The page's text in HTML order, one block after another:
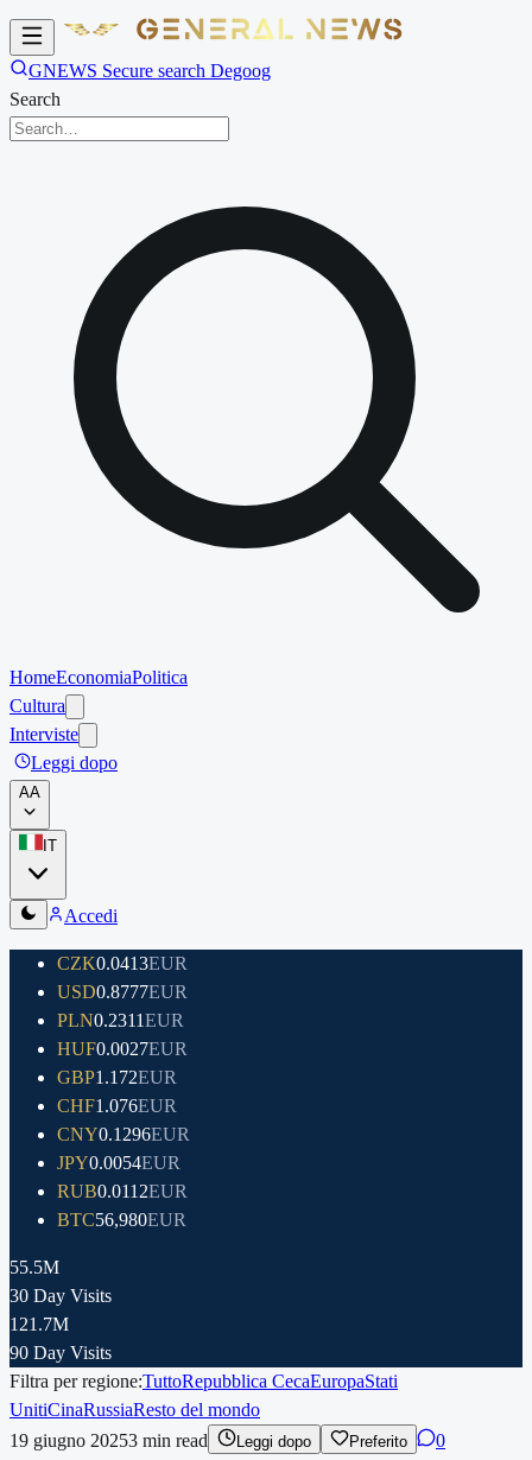
GNEWS Secure search Degoog
Search
HomeEconomiaPolitica
Cultura
Interviste
Leggi dopo
AA
IT
Accedi
CZK0.0413EUR
USD0.8777EUR
PLN0.2311EUR
HUF0.0027EUR
GBP1.172EUR
CHF1.076EUR
CNY0.1296EUR
JPY0.0054EUR
RUB0.0112EUR
BTC56,980EUR
55.5M
30 Day Visits
121.7M
90 Day Visits
Filtra per regione:TuttoRepubblica CecaEuropaStati
UnitiCinaRussiaResto del mondo
19 giugno 20253 min read Leggi dopo Preferito
0